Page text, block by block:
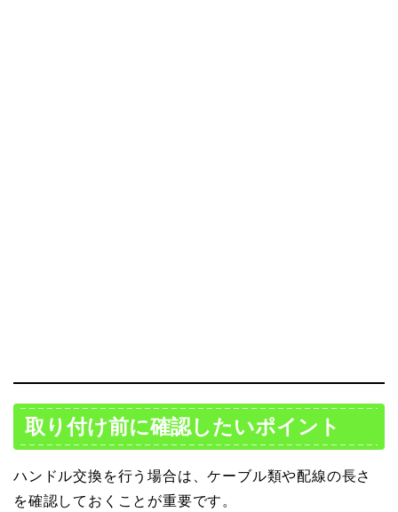
取り付け前に確認したいポイント
ハンドル交換を行う場合は、ケーブル類や配線の長さ
を確認しておくことが重要です。